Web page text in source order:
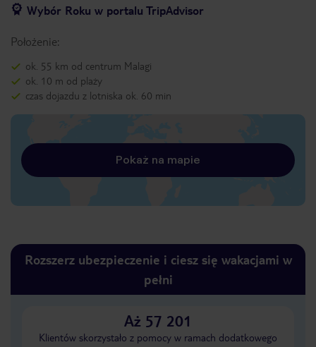
Wybór Roku w portalu TripAdvisor
Położenie:
ok. 55 km od centrum Malagi
ok. 10 m od plaży
czas dojazdu z lotniska ok. 60 min
Pokaż na mapie
Rozszerz ubezpieczenie i ciesz się wakacjami w
pełni
Aż 57 201
Klientów skorzystało z pomocy w ramach dodatkowego